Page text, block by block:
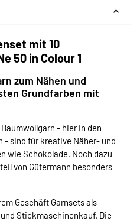
mit 10
50 in Colour 1
zum Nähen und
Grundfarben mit
- hier in den
- sind für kreative Näher- und
wie Schokolade. Noch dazu
von Gütermann besonders
Geschäft Garnsets als
Stickmaschinenkauf. Die